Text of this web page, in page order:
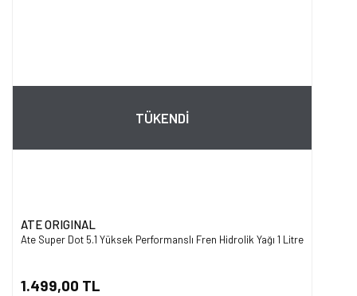
TÜKENDİ
ATE ORIGINAL
Ate Super Dot 5.1 Yüksek Performanslı Fren Hidrolik Yağı 1 Litre
1.499,00 TL